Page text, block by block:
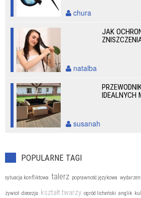
chura
JAK
natalba
IDEALNYCH
susanah
POPULARNE TAGI
sytuacja konfliktowa talerz poprawność językowa
żywioł diecezja kształt twarzy ogród licheński anglik